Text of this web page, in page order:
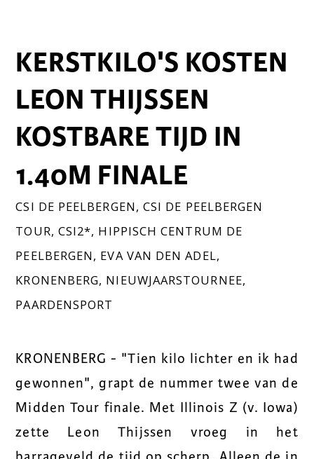
KERSTKILO'S KOSTEN
LEON THIJSSEN
KOSTBARE TIJD IN
1.40M FINALE
CSI DE PEELBERGEN, CSI DE PEELBERGEN
TOUR, CSI2*, HIPPISCH CENTRUM DE
PEELBERGEN, EVA VAN DEN ADEL,
KRONENBERG, NIEUWJAARSTOURNEE,
PAARDENSPORT
KRONENBERG - "Tien kilo lichter en ik had
gewonnen", grapt de nummer twee van de
Midden Tour finale. Met Illinois Z (v. Iowa)
zette Leon Thijssen vroeg in het